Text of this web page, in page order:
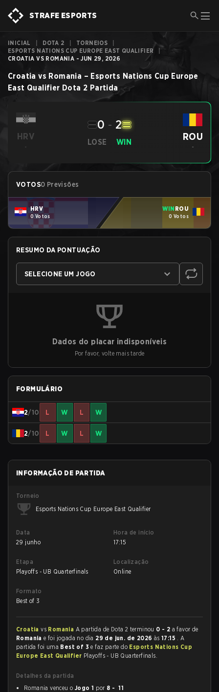
STRAFE ESPORTS
INICIAL DOTA 2 TORNEIOS
ESPORTS NATIONS CUP EUROPE EAST QUALIFIER
CROATIA VS ROMANIA - JUN 29, 2026
Croatia vs Romania – Esports Nations Cup Europe
East Qualifier Dota 2 Partida
HRV
-
LOSE
0 - 2
WIN ROU
-
VOTOS0 Previsões
HRV
0 Votos
WIN ROU
0 Votos
RESUMO DA PONTUAÇÃO
SELECIONE UM JOGO
Dados do placar indisponíveis
Por favor, volte mais tarde
FORMULÁRIO
2/10 L W L W
2/10 L W L W
INFORMAÇÃO DE PARTIDA
Torneio
Esports Nations Cup Europe East Qualifier
Data
29 junho
Hora de início
17:15
Etapa
Playoffs - UB Quarterfinals
Localização
Online
Formato
Best of 3
Croatiavs Romania A partida de Dota 2 terminou 0 - 2 a favor de
Romaniae foi jogada no dia 29 de jun. de 2026 às17:15 . A
partida foi uma Best of 3e faz parte do Esports Nations Cup
Europe East Qualifier Playoffs - UB Quarterfinals.
Detalhes da partida
Romania venceu o Jogo 1 por 8 - 11